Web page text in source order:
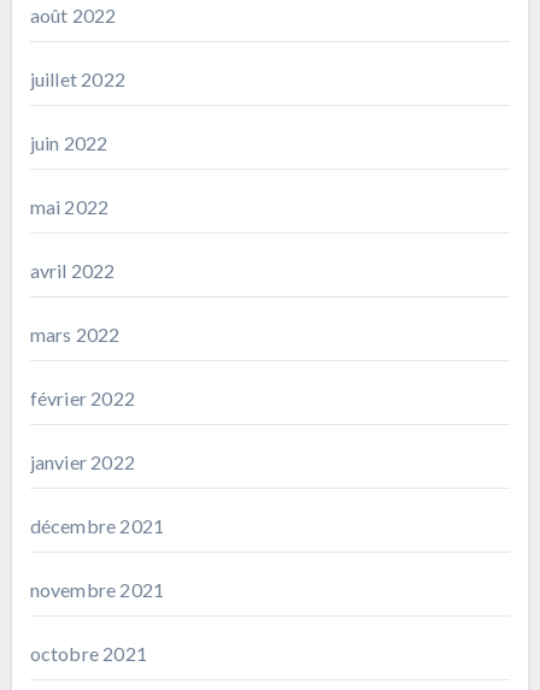
août 2022
juillet 2022
juin 2022
mai 2022
avril 2022
mars 2022
février 2022
janvier 2022
décembre 2021
novembre 2021
octobre 2021